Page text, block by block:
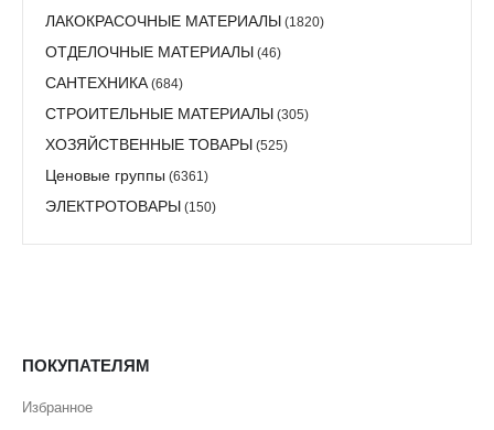
ЛАКОКРАСОЧНЫЕ МАТЕРИАЛЫ (1820)
ОТДЕЛОЧНЫЕ МАТЕРИАЛЫ (46)
САНТЕХНИКА (684)
СТРОИТЕЛЬНЫЕ МАТЕРИАЛЫ (305)
ХОЗЯЙСТВЕННЫЕ ТОВАРЫ (525)
Ценовые группы (6361)
ЭЛЕКТРОТОВАРЫ (150)
ПОКУПАТЕЛЯМ
Избранное